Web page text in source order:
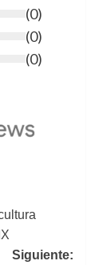
(0)
(0)
(0)
Siguiente: